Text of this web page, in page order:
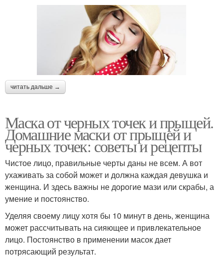
читать дальше →
Маска от черных точек и прыщей.
Домашние маски от прыщей и
черных точек: советы и рецепты
Чистое лицо, правильные черты даны не всем. А вот
ухаживать за собой может и должна каждая девушка и
женщина. И здесь важны не дорогие мази или скрабы, а
умение и постоянство.
Уделяя своему лицу хотя бы 10 минут в день, женщина
может рассчитывать на сияющее и привлекательное
лицо. Постоянство в применении масок дает
потрясающий результат.